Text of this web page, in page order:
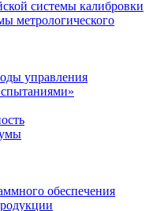
системы калибровки
метрологического
управления
обеспечения